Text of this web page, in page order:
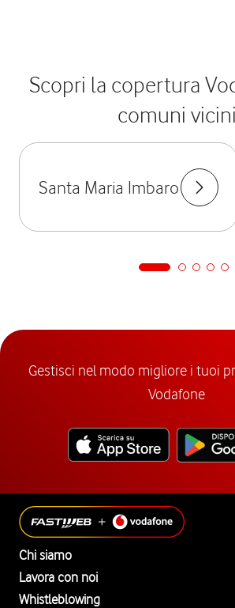
Scopri la copertura
comuni vicini
Santa Maria Imbaro
Gestisci nel modo migliore i tuoi
Vodafone
Chi siamo
Lavora con noi
Whistleblowing